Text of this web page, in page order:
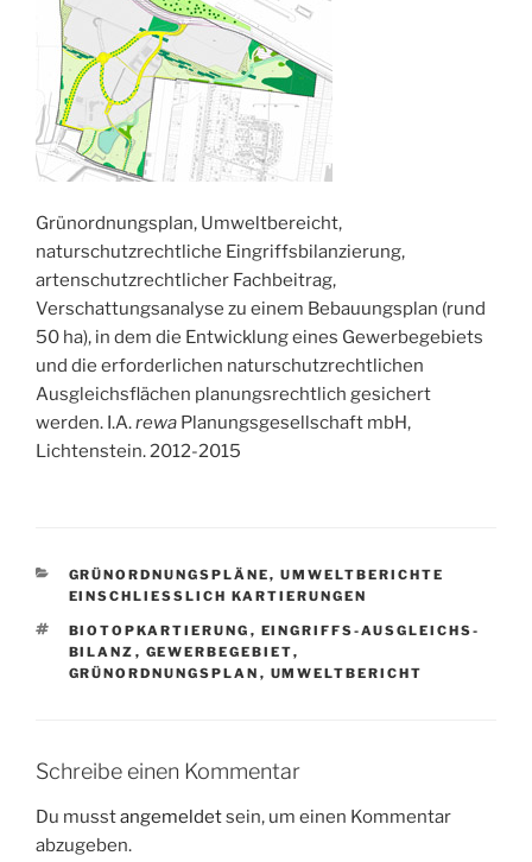
Grünordnungsplan, Umweltbereicht,
naturschutzrechtliche Eingriffsbilanzierung,
artenschutzrechtlicher Fachbeitrag,
Verschattungsanalyse zu einem Bebauungsplan (rund
50 ha), in dem die Entwicklung eines Gewerbegebiets
und die erforderlichen naturschutzrechtlichen
Ausgleichsflächen planungsrechtlich gesichert
werden. I.A.rewa Planungsgesellschaft mbH,
Lichtenstein. 2012-2015
KATEGORIEN
GRÜNORDNUNGSPLÄNE, UMWELTBERICHTE
EINSCHLIESSLICH KARTIERUNGEN
SCHLAGWÖRTER
BIOTOPKARTIERUNG , EINGRIFFS-AUSGLEICHS-
BILANZ , GEWERBEGEBIET,
GRÜNORDNUNGSPLAN , UMWELTBERICHT
Schreibe einen Kommentar
Du musstangemeldetsein, um einen Kommentar
abzugeben.